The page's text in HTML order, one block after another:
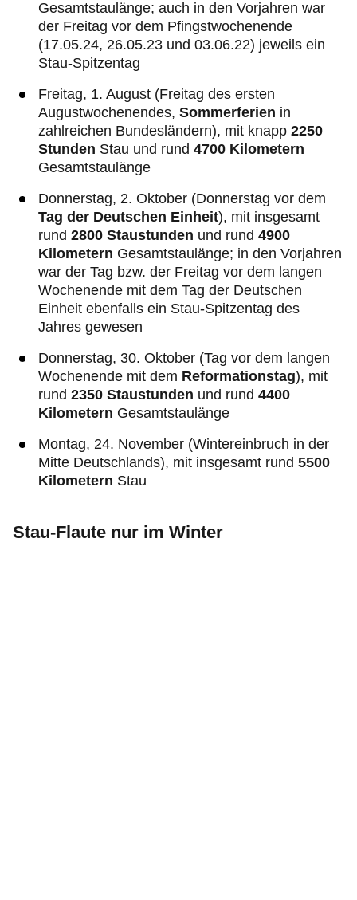
Gesamtstaulänge; auch in den Vorjahren war
der Freitag vor dem Pfingstwochenende
(17.05.24, 26.05.23 und 03.06.22) jeweils ein
Stau-Spitzentag
Freitag, 1. August (Freitag des ersten
Augustwochenendes, Sommerferien in
zahlreichen Bundesländern), mit knapp 2250
Stunden Stau und rund 4700 Kilometern
Gesamtstaulänge
Donnerstag, 2. Oktober (Donnerstag vor dem
Tag der Deutschen Einheit), mit insgesamt
rund 2800 Staustunden und rund 4900
Kilometern Gesamtstaulänge; in den Vorjahren
war der Tag bzw. der Freitag vor dem langen
Wochenende mit dem Tag der Deutschen
Einheit ebenfalls ein Stau-Spitzentag des
Jahres gewesen
Donnerstag, 30. Oktober (Tag vor dem langen
Wochenende mit dem Reformationstag), mit
rund 2350 Staustunden und rund 4400
Kilometern Gesamtstaulänge
Montag, 24. November (Wintereinbruch in der
Mitte Deutschlands), mit insgesamt rund 5500
Kilometern Stau
Stau-Flaute nur im Winter